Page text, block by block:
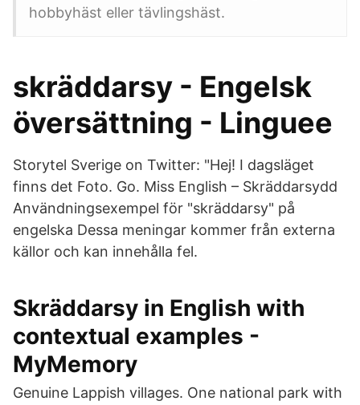
hobbyhäst eller tävlingshäst.
skräddarsy - Engelsk
översättning - Linguee
Storytel Sverige on Twitter: "Hej! I dagsläget
finns det Foto. Go. Miss English – Skräddarsydd
Användningsexempel för "skräddarsy" på
engelska Dessa meningar kommer från externa
källor och kan innehålla fel.
Skräddarsy in English with
contextual examples -
MyMemory
Genuine Lappish villages. One national park with